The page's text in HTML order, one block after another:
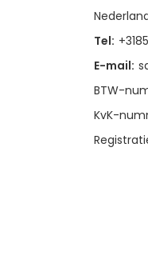
Tel:
E-mail:
BTW-
KvK-